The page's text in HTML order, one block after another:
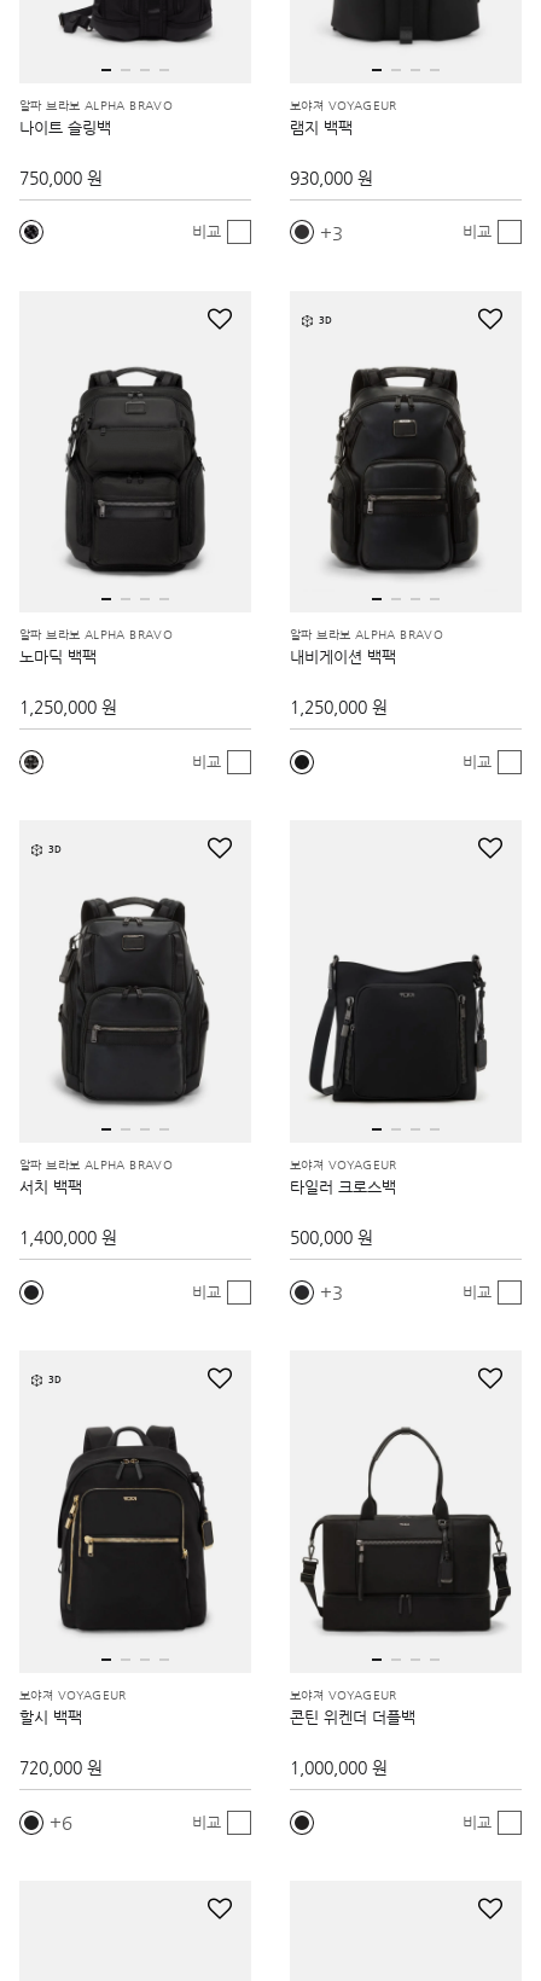
알파 브라보 ALPHA BRAVO
나이트 슬링백
750,000 원
비교
보야져 VOYAGEUR
램지 백팩
930,000 원
3 비교
알파 브라보 ALPHA BRAVO
노마딕 백팩
1,250,000 원
비교
3D
알파 브라보 ALPHA BRAVO
내비게이션 백팩
1,250,000 원
비교
3D
알파 브라보 ALPHA BRAVO
서치 백팩
1,400,000 원
비교
보야져 VOYAGEUR
타일러 크로스백
500,000 원
3 비교
3D
보야져 VOYAGEUR
할시 백팩
720,000 원
6 비교
보야져 VOYAGEUR
콘틴 위켄더 더플백
1,000,000 원
비교